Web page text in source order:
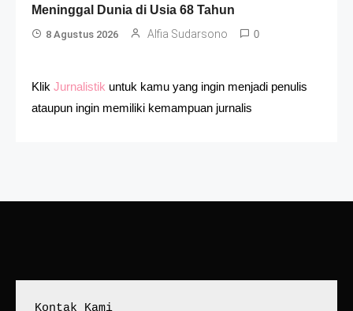
Meninggal Dunia di Usia 68 Tahun
8 Agustus 2026 Alfia Sudarsono 0
Klik Jurnalistik untuk kamu yang ingin menjadi penulis
ataupun ingin memiliki kemampuan jurnalis
Kontak Kami